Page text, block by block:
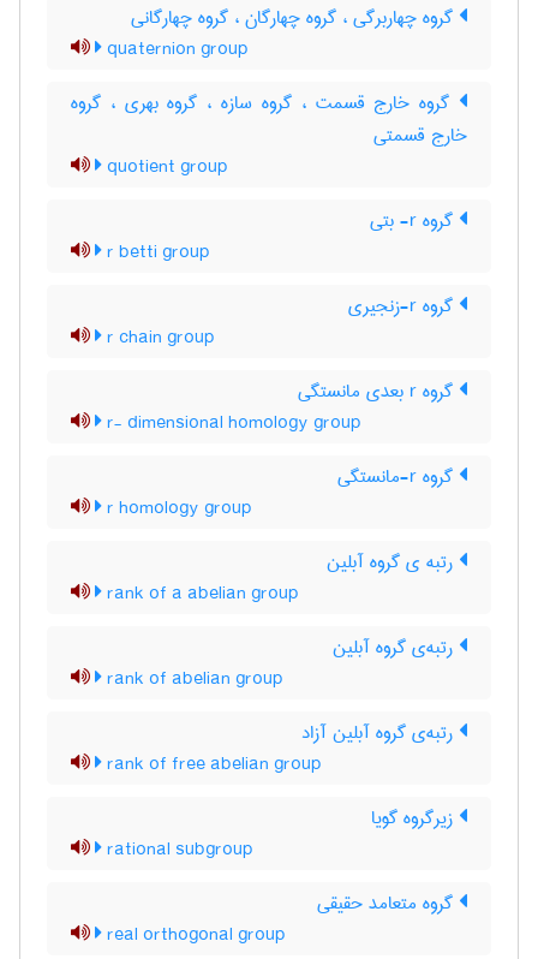
گروه چهاربرگی ، گروه چهارگان ، گروه چهارگانی
quaternion group
گروه خارج قسمت ، گروه سازه ، گروه بهری ، گروه
خارج قسمتی
quotient group
گروه r- بتی
r betti group
گروه r-زنجیری
r chain group
گروه r بعدی مانستگی
r- dimensional homology group
گروه r-مانستگی
r homology group
رتبه ی گروه آبلین
rank of a abelian group
رتبه‌ی گروه آبلین
rank of abelian group
رتبه‌ی گروه آبلین آزاد
rank of free abelian group
زیرگروه گویا
rational subgroup
گروه متعامد حقیقی
real orthogonal group